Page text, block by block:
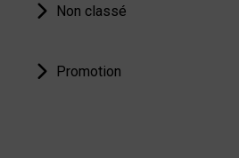
Non classé
Promotion